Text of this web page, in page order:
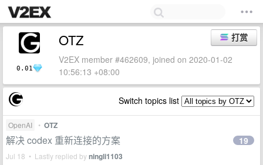
0.01
打赏
OTZ
V2EX member #462609, joined on 2020-01-02
10:56:13 +08:00
Switch topics list
OpenAI • OTZ
解决 codex 重新连接的方案
Jul 18 • Lastly replied byningli1103
19